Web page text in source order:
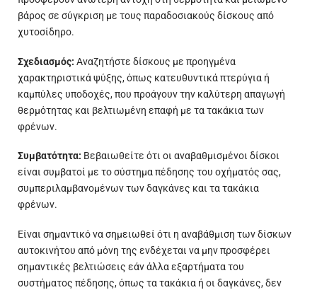
βάρος σε σύγκριση με τους παραδοσιακούς δίσκους από
χυτοσίδηρο.
Σχεδιασμός: Αναζητήστε δίσκους με προηγμένα
χαρακτηριστικά ψύξης, όπως κατευθυντικά πτερύγια ή
καμπύλες υποδοχές, που προάγουν την καλύτερη απαγωγή
θερμότητας και βελτιωμένη επαφή με τα τακάκια των
φρένων.
Συμβατότητα: Βεβαιωθείτε ότι οι αναβαθμισμένοι δίσκοι
είναι συμβατοί με το σύστημα πέδησης του οχήματός σας,
συμπεριλαμβανομένων των δαγκάνες και τα τακάκια
φρένων.
Είναι σημαντικό να σημειωθεί ότι η αναβάθμιση των δίσκων
αυτοκινήτου από μόνη της ενδέχεται να μην προσφέρει
σημαντικές βελτιώσεις εάν άλλα εξαρτήματα του
συστήματος πέδησης, όπως τα τακάκια ή οι δαγκάνες, δεν